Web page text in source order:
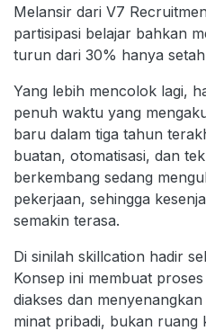
Melansir dari V7
partisipasi belajar bahkan
turun dari 30% hanya
Yang lebih mencolok lagi,
penuh waktu yang
baru dalam tiga tahun
buatan, otomatisasi, dan
berkembang sedang
pekerjaan, sehingga
semakin terasa.
Di sinilah skillcation hadir
Konsep ini membuat
diakses dan
minat pribadi, bukan ruang